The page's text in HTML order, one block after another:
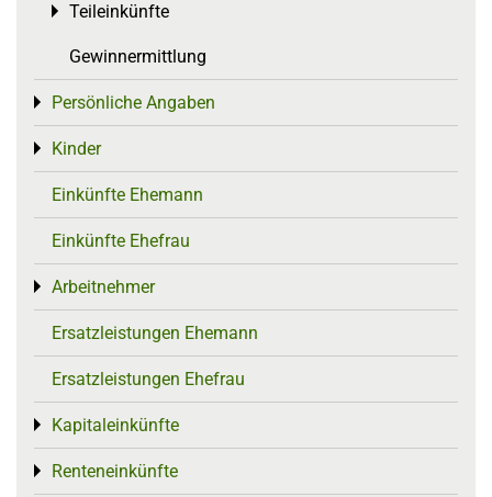
Teileinkünfte
Toggle menu
Gewinnermittlung
Persönliche Angaben
Toggle menu
Kinder
Toggle menu
Einkünfte Ehemann
Einkünfte Ehefrau
Arbeitnehmer
Toggle menu
Ersatzleistungen Ehemann
Ersatzleistungen Ehefrau
Kapitaleinkünfte
Toggle menu
Renteneinkünfte
Toggle menu